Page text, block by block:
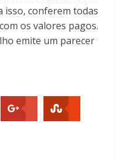
isso, conferem todas
os valores pagos.
emite um parecer